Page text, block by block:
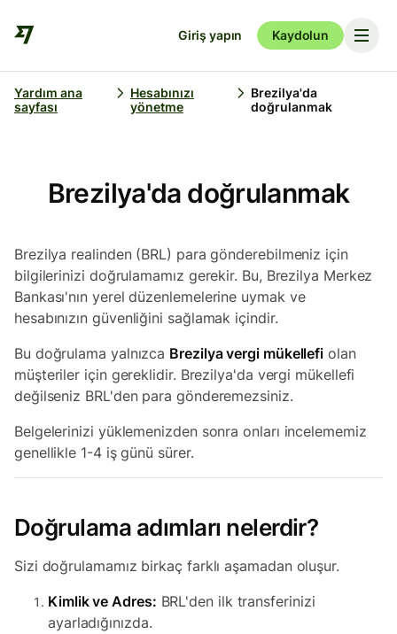
Giriş yapın Kaydolun
Yardım ana
sayfası
Hesabınızı
yönetme
Brezilya'da
doğrulanmak
Brezilya'da doğrulanmak
Brezilya realinden (BRL) para gönderebilmeniz için
bilgilerinizi doğrulamamız gerekir. Bu, Brezilya Merkez
Bankası'nın yerel düzenlemelerine uymak ve
hesabınızın güvenliğini sağlamak içindir.
Bu doğrulama yalnızca Brezilya vergi mükellefi olan
müşteriler için gereklidir. Brezilya'da vergi mükellefi
değilseniz BRL'den para gönderemezsiniz.
Belgelerinizi yüklemenizden sonra onları incelememiz
genellikle 1-4 iş günü sürer.
Doğrulama adımları nelerdir?
Sizi doğrulamamız birkaç farklı aşamadan oluşur.
Kimlik ve Adres: BRL'den ilk transferinizi
ayarladığınızda.